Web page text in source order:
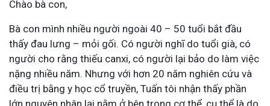
Chào bà con,
Bà con mình nhiều người ngoài 40 – 50 tuổi bắt đầu
thấy đau lưng – mỏi gối. Có người nghĩ do tuổi già, có
người cho rằng thiếu canxi, có người lại bảo do làm việc
nặng nhiều năm. Nhưng với hơn 20 năm nghiên cứu và
điều trị bằng y học cổ truyền, Tuấn tôi nhận thấy phần
lớn nguyên nhân lại nằm ở bên trong cơ thể, cụ thể là do